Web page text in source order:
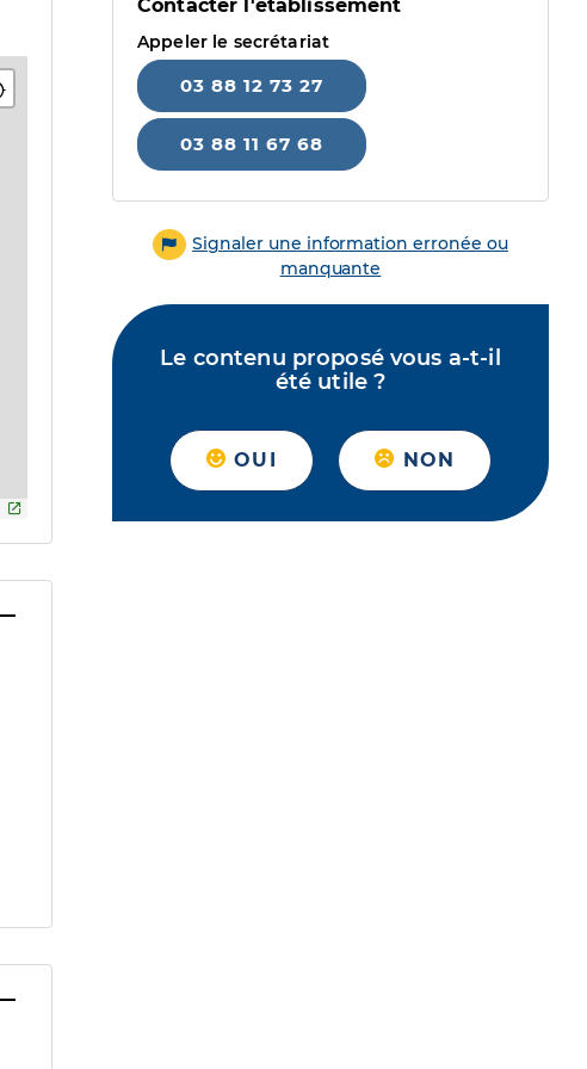
Contacter l'établissement
Appeler le secrétariat
03 88 12 73 27
03 88 11 67 68
Signaler une information erronée ou
manquante
Le contenu proposé vous a-t-il
été utile ?
OUI NON